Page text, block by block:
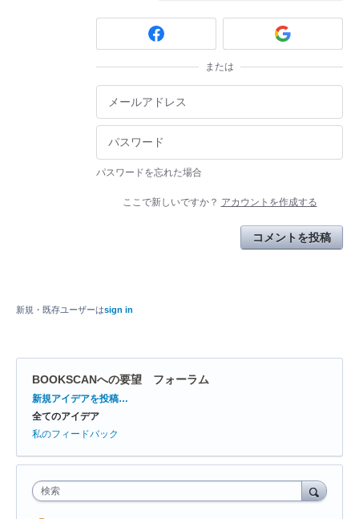
または
パスワードを忘れた場合
ここで新しいですか？ アカウントを作成する
コメントを投稿
新規・既存ユーザーはsign in
BOOKSCANへの要望 フォーラム
カ
テ
ゴ
新規アイデアを投稿…
全てのアイデア
私のフィードバック
検索